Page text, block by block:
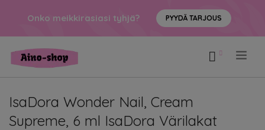
Onko meikkirasiasi tyhjä? PYYDÄ TARJOUS
IsaDora Wonder Nail, Cream
Supreme, 6 ml IsaDora Värilakat